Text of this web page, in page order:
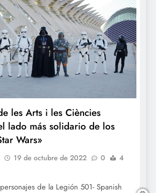
les Arts i les Ciències
lado más solidario de los
Wars»
19 de octubre de 2022 0
4
de la Legión 501- Spanish